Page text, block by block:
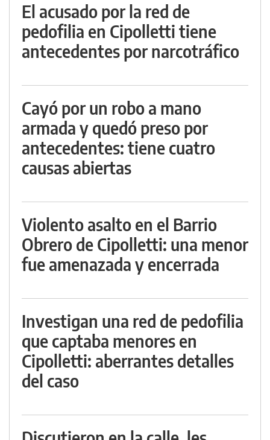
El acusado por la red de
pedofilia en Cipolletti tiene
antecedentes por narcotráfico
Cayó por un robo a mano
armada y quedó preso por
antecedentes: tiene cuatro
causas abiertas
Violento asalto en el Barrio
Obrero de Cipolletti: una menor
fue amenazada y encerrada
Investigan una red de pedofilia
que captaba menores en
Cipolletti: aberrantes detalles
del caso